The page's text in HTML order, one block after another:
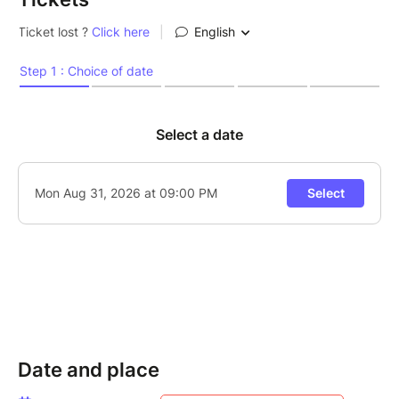
musicales, il mène la jam avec cette énergie joyeuse
et collective propre à ces soirées uniques. Fils d’une
famille de musiciens, il a très tôt troqué son piano
d’enfant contre des rythmes envoûtants du monde
une malice contagieuse et une énergie sans limites.
improvisations et fait vibrer les cœurs autant que les
instruments. Amateurs ou pros, curieux ou
passionnés, tous se retrouvent dans son groove,
basse et Édouard Coquard à la batterie pour une
Date and place